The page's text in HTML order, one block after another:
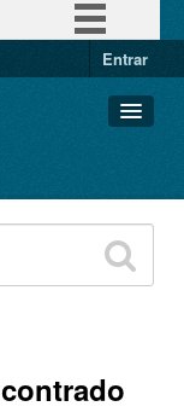
Entrar